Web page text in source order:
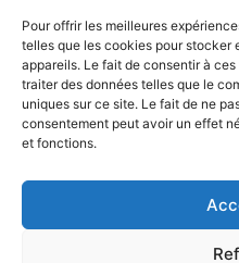
Pour offrir les meilleures
telles que les cookies pour stocker
appareils. Le fait de consentir à
traiter des données telles que le
uniques sur ce site. Le fait de ne
consentement peut avoir un effet
et fonctions.
Contact
Soutenez